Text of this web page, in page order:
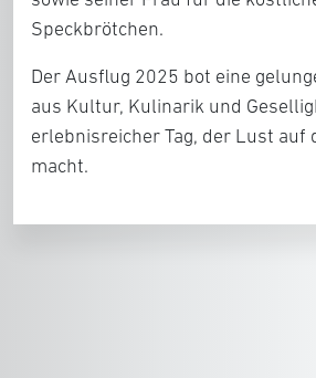
Speckbrötchen.
Der Ausflug 2025 bot eine
aus Kultur, Kulinarik und
erlebnisreicher Tag, der Lust auf
macht.